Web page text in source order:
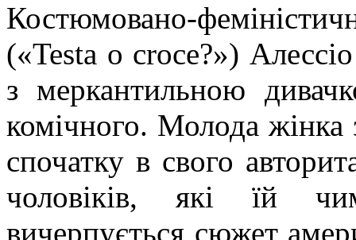
Костюмовано-
(«Testa o croce?») Алессіо
з меркантильною
комічного. Молода жінка
спочатку в свого
чоловіків, які їй
вичерпується сюжет